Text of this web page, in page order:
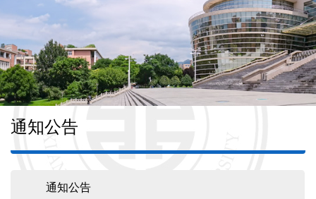
教师队伍
学科建设
本科教育
通知公告
通知公告